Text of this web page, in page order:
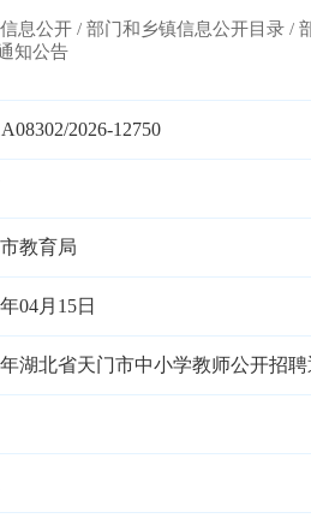
息公开 / 部门和乡镇信息公开目录 /
知公告
2026-12750
教育局
04月15日
年湖北省天门市中小学教师公开招